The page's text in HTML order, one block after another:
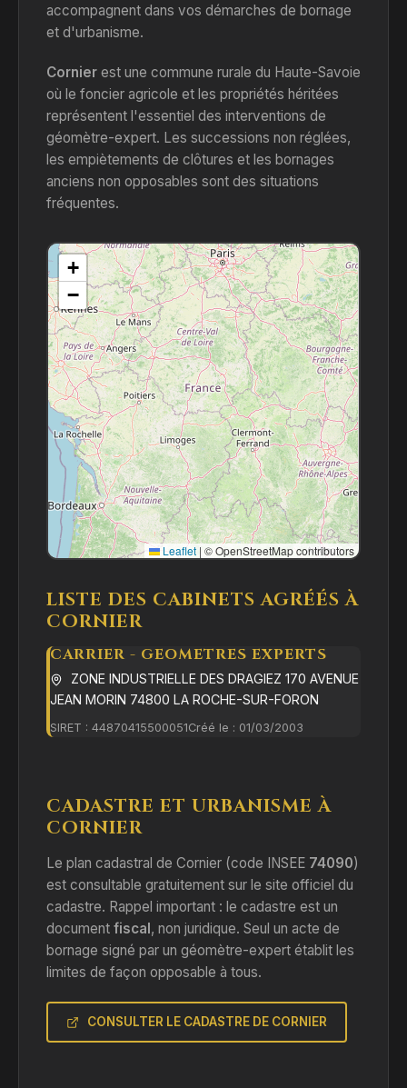
accompagnent dans vos démarches de bornage
et d'urbanisme.
Cornier est une commune rurale du Haute-Savoie
où le foncier agricole et les propriétés héritées
représentent l'essentiel des interventions de
géomètre-expert. Les successions non réglées,
les empiètements de clôtures et les bornages
anciens non opposables sont des situations
fréquentes.
+
−
Leaflet | © OpenStreetMap contributors
LISTE DES CABINETS AGRÉÉS À
CORNIER
CARRIER - GEOMETRES EXPERTS
ZONE INDUSTRIELLE DES DRAGIEZ 170 AVENUE
JEAN MORIN 74800 LA ROCHE-SUR-FORON
SIRET : 44870415500051Créé le : 01/03/2003
CADASTRE ET URBANISME À
CORNIER
Le plan cadastral de Cornier (code INSEE 74090)
est consultable gratuitement sur le site officiel du
cadastre. Rappel important : le cadastre est un
document fiscal, non juridique. Seul un acte de
bornage signé par un géomètre-expert établit les
limites de façon opposable à tous.
CONSULTER LE CADASTRE DE CORNIER